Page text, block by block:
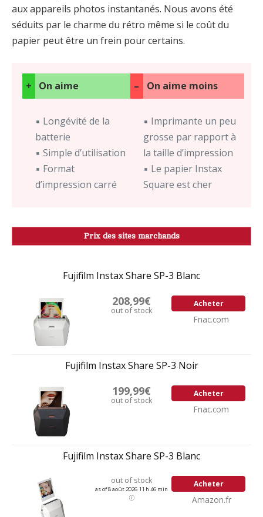
aux appareils photos instantanés. Nous avons été
séduits par le charme du rétro même si le coût du
papier peut être un frein pour certains.
+ On aime
▪ Longévité de la
batterie
▪ Simple d’utilisation
▪ Format
d’impression carré
– On aime moins
▪ Imprimante un peu
grosse par rapport à
la taille d’impression
▪ Le papier Instax
Square est cher
Prix des sites marchands
Fujifilm Instax Share SP-3 Blanc
208,99€
out of stock
Acheter
Fnac.com
Fujifilm Instax Share SP-3 Noir
199,99€
out of stock
Acheter
Fnac.com
Fujifilm Instax Share SP-3 Blanc
out of stock
as of 8 août 2026 11 h 46 min
Acheter
Amazon.fr